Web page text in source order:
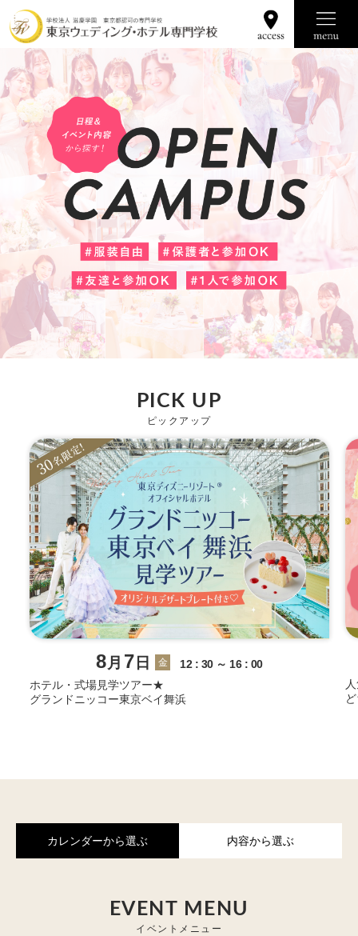
学校の魅力 学科コース 就職資格 募集要項 Q&A
PICK UP
ピックアップ
8月 7 日 金
12 : 30 ～ 16 : 00
ホテル・式場見学ツアー★
グランドニッコー東京ベイ舞浜
カレンダーから選ぶ 内容から選ぶ
EVENT MENU
イベントメニュー